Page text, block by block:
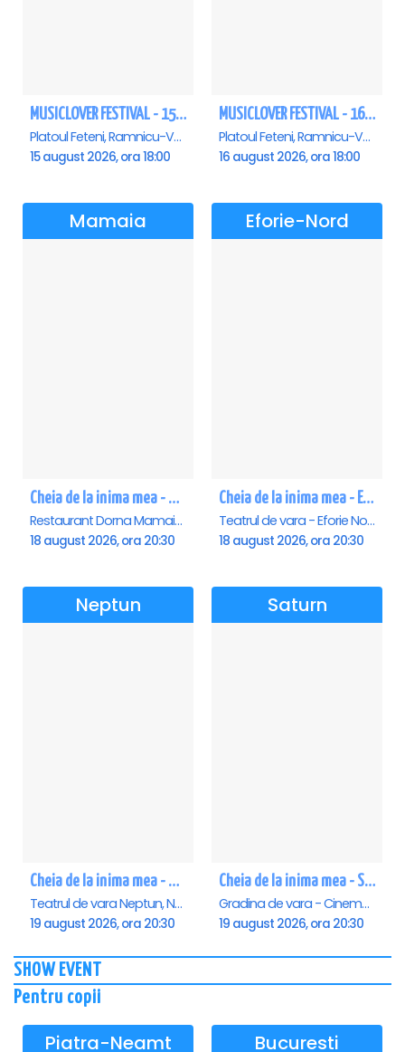
MUSICLOVER FESTIVAL - 15 AUGUST - CONNECT-R, DELIA, RON HEWITT, NICKI M, AURIKA
Platoul Feteni, Ramnicu-Valcea
15 august 2026, ora 18:00
MUSICLOVER FESTIVAL - 16 AUGUST - LEO DE LA ROSIORI SI MARCEL STEFANET & ETHNO REPUBLIC, TUDOR DEEJAY, VARER
Platoul Feteni, Ramnicu-Valcea
16 august 2026, ora 18:00
Mamaia
Cheia de la inima mea - Mamaia
Restaurant Dorna Mamaia, Mamaia
18 august 2026, ora 20:30
Eforie-Nord
Cheia de la inima mea - Eforie Nord
Teatrul de vara - Eforie Nord, Eforie-Nord
18 august 2026, ora 20:30
Neptun
Cheia de la inima mea - Neptun
Teatrul de vara Neptun, Neptun
19 august 2026, ora 20:30
Saturn
Cheia de la inima mea - Saturn
Gradina de vara - Cinema Saturn, Saturn
19 august 2026, ora 20:30
SHOW EVENT
Pentru copii
Piatra-Neamt Bucuresti